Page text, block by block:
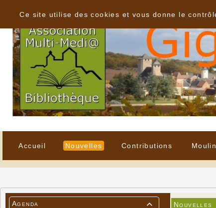
Accueil Nouvelles Contributions

Agenda Nouvelles
Ce site utilise des cookies et vous donne le